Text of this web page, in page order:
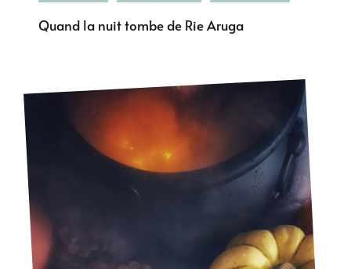
Quand la nuit tombe de Rie Aruga